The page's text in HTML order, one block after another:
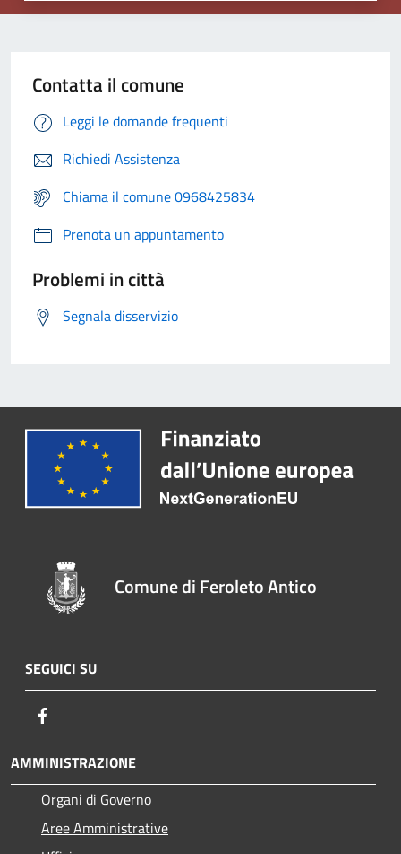
Contatta il comune
Leggi le domande frequenti
Richiedi Assistenza
Chiama il comune 0968425834
Prenota un appuntamento
Problemi in città
Segnala disservizio
Comune di Feroleto Antico
SEGUICI SU
AMMINISTRAZIONE
Organi di Governo
Aree Amministrative